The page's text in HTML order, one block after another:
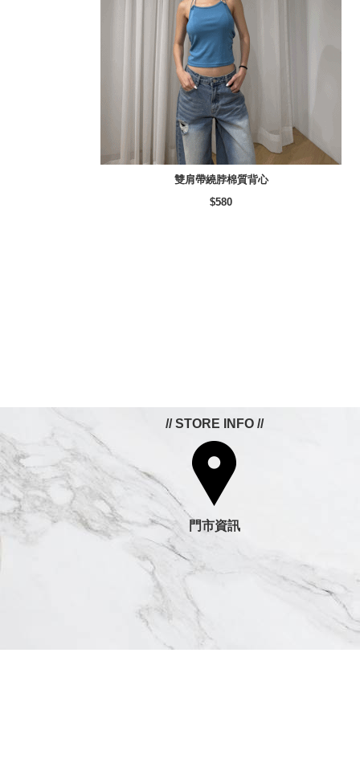
雙肩帶繞脖棉質背心
$580
// STORE INFO //
門市資訊